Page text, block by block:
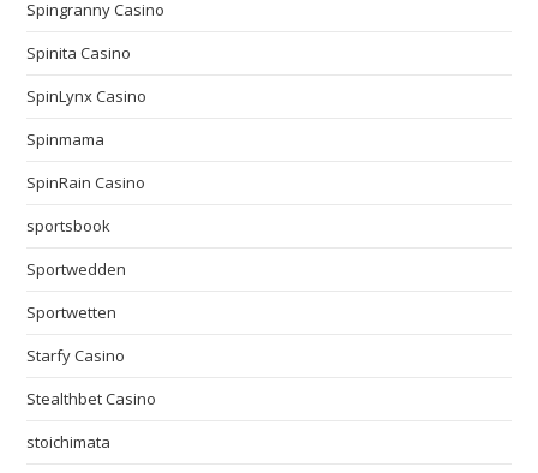
Spingranny Casino
Spinita Casino
SpinLynx Casino
Spinmama
SpinRain Casino
sportsbook
Sportwedden
Sportwetten
Starfy Casino
Stealthbet Casino
stoichimata